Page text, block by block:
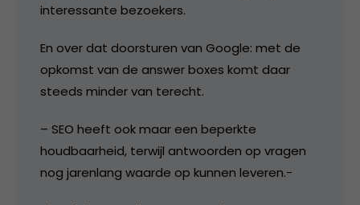
interessante bezoekers.
En over dat doorsturen van Google: met de
opkomst van de answer boxes komt daar
steeds minder van terecht.
– SEO heeft ook maar een beperkte
houdbaarheid, terwijl antwoorden op vragen
nog jarenlang waarde op kunnen leveren.-